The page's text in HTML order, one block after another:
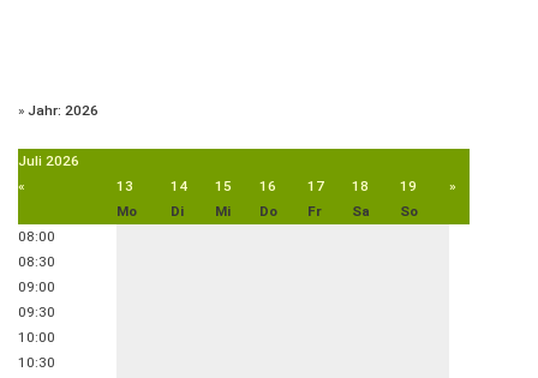
» Jahr: 2026
Juli 2026
«
13 14 15 16 17 18 19
»
Mo
Di Mi Do Fr Sa
So
08:00
08:30
09:00
09:30
10:00
10:30